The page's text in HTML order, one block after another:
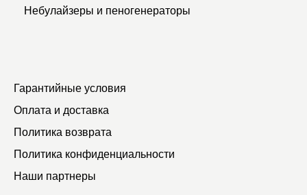
Небулайзеры и пеногенераторы
Гарантийные условия
Оплата и доставка
Политика возврата
Политика конфиденциальности
Наши партнеры